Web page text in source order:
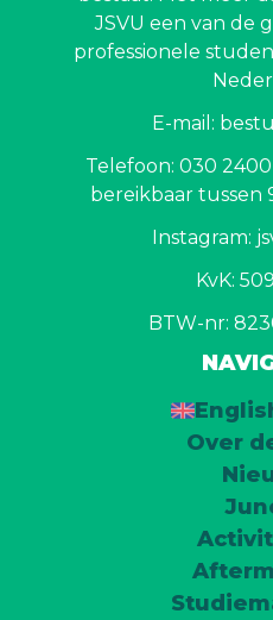
JSVU een van de
professionele
E-mail:
Telefoon: 030
bereikbaar tussen
Instagram:
KvK:
BTW-nr:
Over